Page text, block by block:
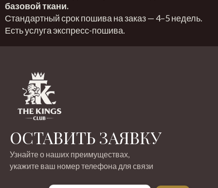
базовой ткани.
Стандартный срок пошива на заказ — 4–5 недель.
Есть услуга экспресс-пошива.
ОСТАВИТЬ ЗАЯВКУ
Узнайте о наших преимуществах,
укажите ваш номер телефона для связи